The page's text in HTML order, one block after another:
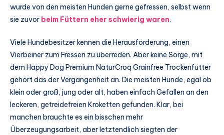
wurde von den meisten Hunden gerne gefressen, selbst wenn
sie zuvor beim Füttern eher schwierig waren.
Viele Hundebesitzer kennen die Herausforderung, einen
Vierbeiner zum Fressen zu überreden. Aber keine Sorge, mit
dem Happy Dog Premium NaturCroq Grainfree Trockenfutter
gehört das der Vergangenheit an. Die meisten Hunde, egal ob
klein oder groß, jung oder alt, haben einfach Gefallen an den
leckeren, getreidefreien Kroketten gefunden. Klar, bei
manchen brauchte es ein bisschen mehr
Überzeugungsarbeit, aber letztendlich siegten der